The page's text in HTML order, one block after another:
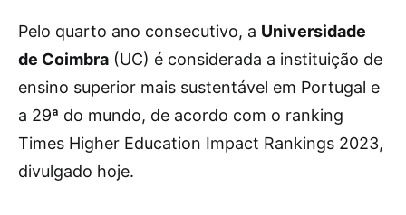
Pelo quarto ano consecutivo, a Universidade
de Coimbra (UC) é considerada a instituição de
ensino superior mais sustentável em Portugal e
a 29ª do mundo, de acordo com o ranking
Times Higher Education Impact Rankings 2023,
divulgado hoje.